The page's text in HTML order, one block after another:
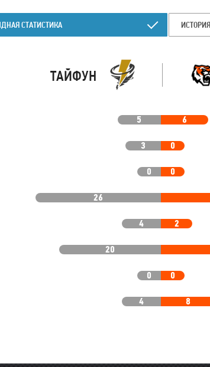
СТАТИСТИКА
ТАЙФУН
5 6
3 0
0 0
26
4 2
20
0 0
4 8